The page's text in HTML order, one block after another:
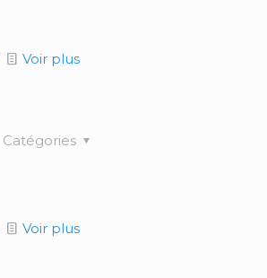
Voir plus
Catégories
Voir plus